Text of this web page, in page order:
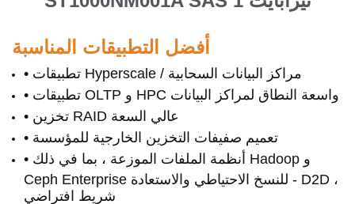
أفضل التطبيقات المناسبة
• تطبيقات Hyperscale / مراكز البيانات السحابية
• تطبيقات OLTP و HPC واسعة النطاق لمراكز البيانات
• تخزين RAID عالي السعة
• تعميم صفيفات التخزين الخارجية للمؤسسة
• أنظمة الملفات الموزعة ، بما في ذلك Hadoop و
Ceph Enterprise للنسخ الاحتياطي والاستعادة - D2D ،
شريط افتراضي